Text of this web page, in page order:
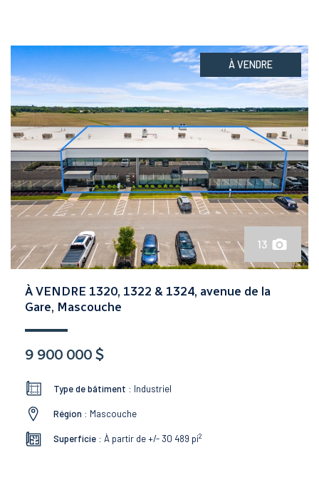
À VENDRE
13
À VENDRE 1320, 1322 & 1324, avenue de la
Gare, Mascouche
9 900 000 $
Type de bâtiment : Industriel
Région : Mascouche
Superficie : À partir de +/- 30 489 pi2